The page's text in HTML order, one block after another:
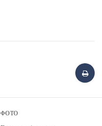
ФОТО